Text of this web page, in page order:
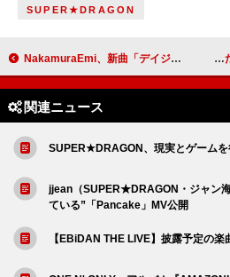
SUPER★DRAGON
NakamuraEmi、新曲「デイジー」MVにライブドキュメンタリー＆歌唱シーン
関連ニュース
SUPER★DRAGON、現実とゲーム
jjean（SUPER★DRAGON・ジャン
ている”「Pancake」MV公開
【EBiDAN THE LIVE】披露予定の